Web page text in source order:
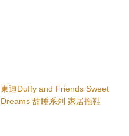
東迪Duffy and Friends Sweet
Dreams 甜睡系列 家居拖鞋